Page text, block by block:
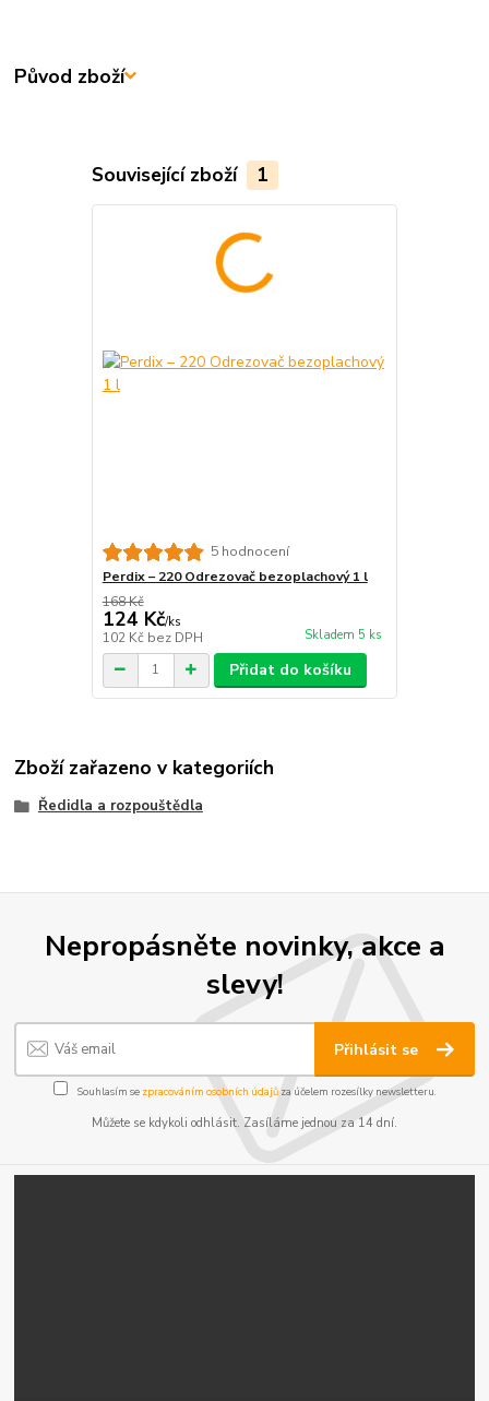
Původ zboží
Související zboží 1
5 hodnocení
Perdix – 220 Odrezovač bezoplachový 1 l
168 Kč
124 Kč/ks
102 Kč bez DPH Skladem 5 ks
Přidat do košíku
Zboží zařazeno v kategoriích
Ředidla a rozpouštědla
Nepropásněte novinky, akce a
slevy!
Přihlásit se
Souhlasím se zpracováním osobních údajůza účelem rozesílky newsletteru.
Můžete se kdykoli odhlásit. Zasíláme jednou za 14 dní.